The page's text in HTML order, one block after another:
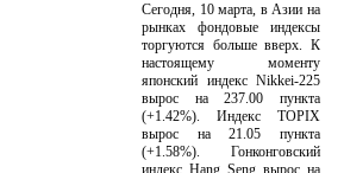
Сегодня, 10 марта, в Азии на
рынках фондовые индексы
торгуются больше вверх. К
настоящему моменту
японский индекс Nikkei-225
вырос на 237.00 пункта
(+1.42%). Индекс TOPIX
вырос на 21.05 пункта
(+1.58%). Гонконговский
индекс Hang Seng вырос на